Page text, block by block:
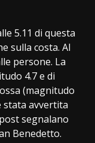
5.11 di questa
sulla costa. Al
persone. La
4.7 e di
(magnitudo
stata avvertita
segnalano
Benedetto.